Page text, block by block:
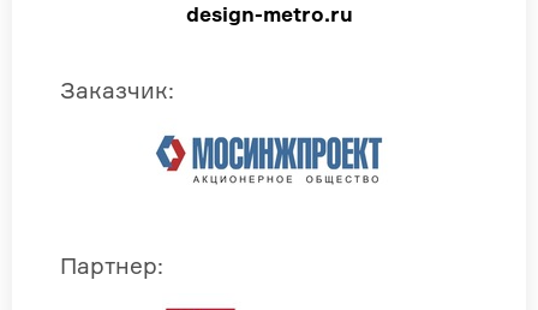
design-metro.ru
Заказчик:
Партнер: